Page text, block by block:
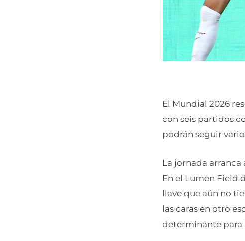
El Mundial 2026
con seis partidos
podrán seguir
La jornada arranca
En el Lumen Field
llave que aún no
las caras en otro
determinante para